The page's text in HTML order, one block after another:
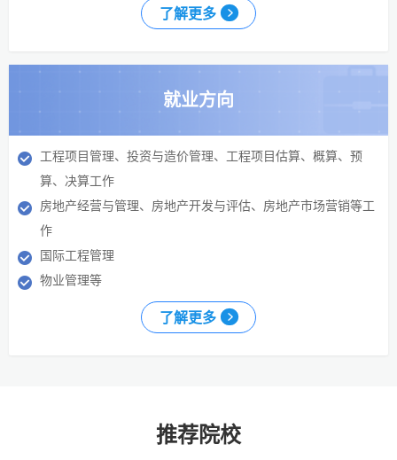
了解更多
就业方向
工程项目管理、投资与造价管理、工程项目估算、概算、预
算、决算工作
房地产经营与管理、房地产开发与评估、房地产市场营销等工
作
国际工程管理
物业管理等
了解更多
推荐院校